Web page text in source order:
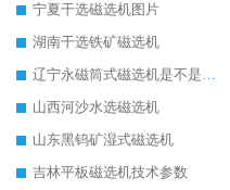
宁夏干选磁选机图片
湖南干选铁矿磁选机
辽宁永磁筒式磁选机是不是强磁
山西河沙水选磁选机
山东黑钨矿湿式磁选机
吉林平板磁选机技术参数